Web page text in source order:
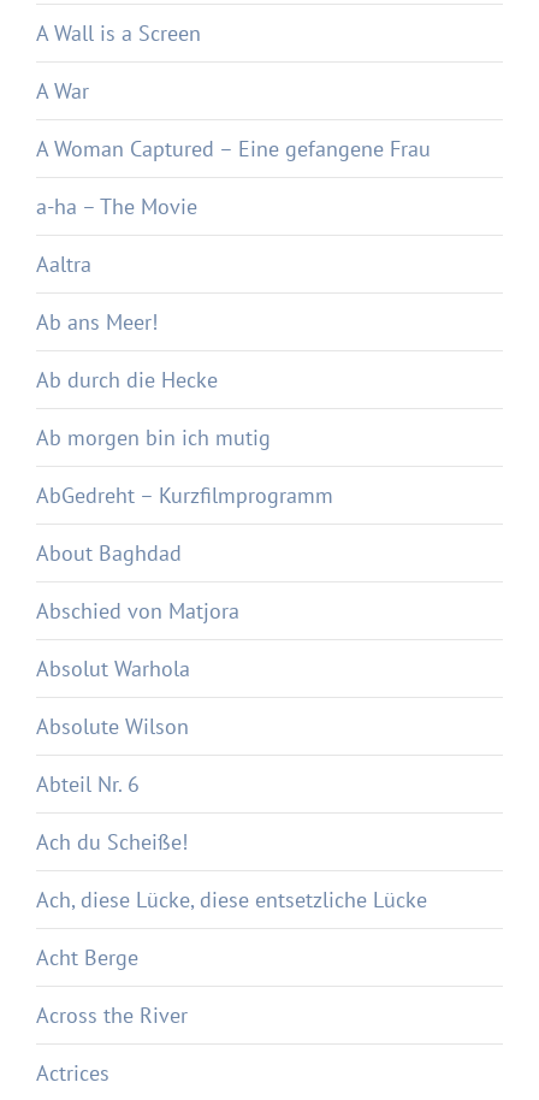
A Wall is a Screen
A War
A Woman Captured – Eine gefangene Frau
a-ha – The Movie
Aaltra
Ab ans Meer!
Ab durch die Hecke
Ab morgen bin ich mutig
AbGedreht – Kurzfilmprogramm
About Baghdad
Abschied von Matjora
Absolut Warhola
Absolute Wilson
Abteil Nr. 6
Ach du Scheiße!
Ach, diese Lücke, diese entsetzliche Lücke
Acht Berge
Across the River
Actrices